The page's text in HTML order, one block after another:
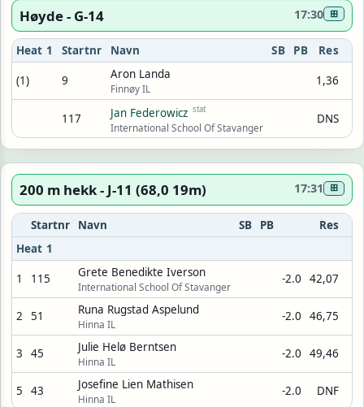
Høyde - G-14 17:30 ⊞
Heat 1 Startnr Navn SB PB Res
(1) 9 Aron Landa
Finnøy IL
1,36
117 Jan Federowicz stat
International School Of Stavanger
DNS
200 m hekk - J-11 (68,0 19m) 17:31 ⊞
Startnr Navn SB PB
Res
Heat 1
1 115 Grete Benedikte Iverson
International School Of Stavanger
-2.0 42,07
2 51 Runa Rugstad Aspelund
Hinna IL
-2.0 46,75
3 45 Julie Helø Berntsen
Hinna IL
-2.0 49,46
5 43 Josefine Lien Mathisen
Hinna IL
-2.0 DNF